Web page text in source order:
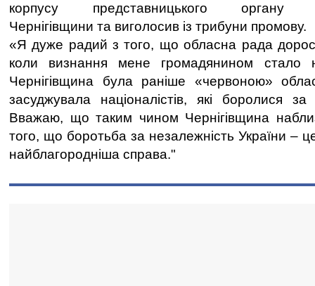
корпусу представницького органу
Чернігівщини та виголосив із трибуни промову.
«Я дуже радий з того, що обласна рада
коли визнання мене громадянином стало
Чернігівщина була раніше «червоною»
засуджувала націоналістів, які боролися за
Вважаю, що таким чином Чернігівщина
того, що боротьба за незалежність України –
найблагородніша справа."